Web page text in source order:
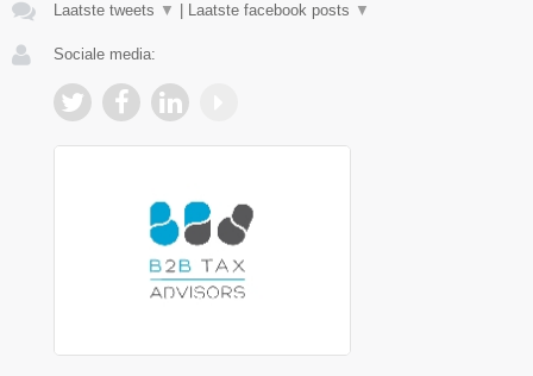
Laatste tweets ▼ Laatste facebook posts ▼
Sociale media: